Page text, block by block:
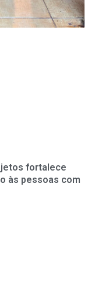
fortalece
às pessoas com